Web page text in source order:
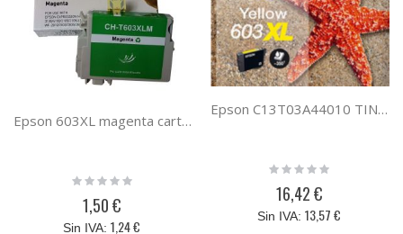
Epson 603XL magenta cartucho de tinta compatible C13T03A34010
Rating:
1,50 €
1,24 €
Epson C13T03A44010 TINTA AMARILLA 603XL
Rating:
16,42 €
13,57 €